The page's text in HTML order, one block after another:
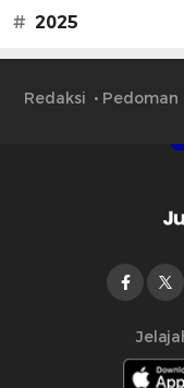
# 2025
Redaksi Pedoman